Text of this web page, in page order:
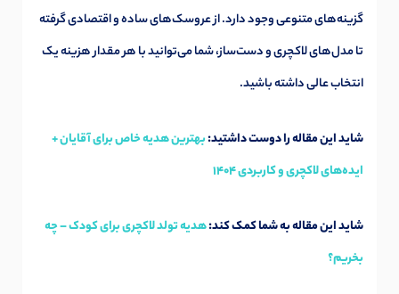
گزینه‌های متنوعی وجود دارد. از عروسک‌های ساده و اقتصادی گرفته
تا مدل‌های لاکچری و دست‌ساز، شما می‌توانید با هر مقدار هزینه یک
انتخاب عالی داشته باشید.
شاید این مقاله را دوست داشتید:بهترین هدیه خاص برای آقایان +
ایده‌های لاکچری و کاربردی 1404
شاید این مقاله به شما کمک کند:هدیه تولد لاکچری برای کودک – چه
بخریم؟